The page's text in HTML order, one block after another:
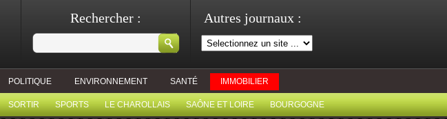
Autres journaux :
Rechercher :
POLITIQUE ENVIRONNEMENT SANTÉ IMMOBILIER
SORTIR SPORTS LE CHAROLLAIS SAÔNE ET LOIRE BOURGOGNE